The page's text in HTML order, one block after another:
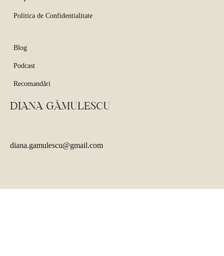
Politica de Confidentialitate
Blog
Podcast
Recomandări
DIANA GĂMULESCU
diana.gamulescu@gmail.com